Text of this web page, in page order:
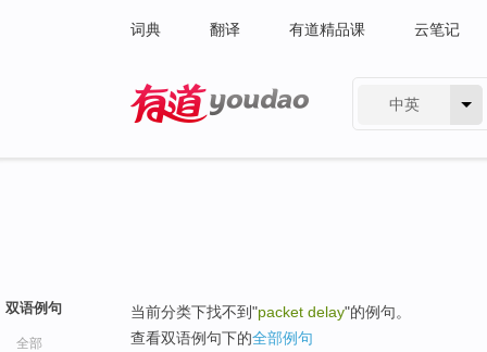
词典 翻译 有道精品课 云笔记
中英
双语例句
全部
当前分类下找不到"packet delay"的例句。
查看双语例句下的全部例句